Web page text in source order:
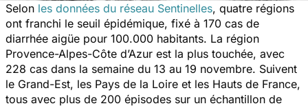
Selon les données du réseau Sentinelles, quatre régions
ont franchi le seuil épidémique, fixé à 170 cas de
diarrhée aigüe pour 100.000 habitants. La région
Provence-Alpes-Côte d’Azur est la plus touchée, avec
228 cas dans la semaine du 13 au 19 novembre. Suivent
le Grand-Est, les Pays de la Loire et les Hauts de France,
tous avec plus de 200 épisodes sur un échantillon de